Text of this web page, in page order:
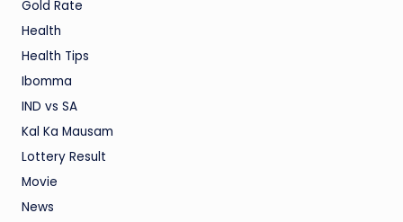
Gold Rate
Health
Health Tips
Ibomma
IND vs SA
Kal Ka Mausam
Lottery Result
Movie
News